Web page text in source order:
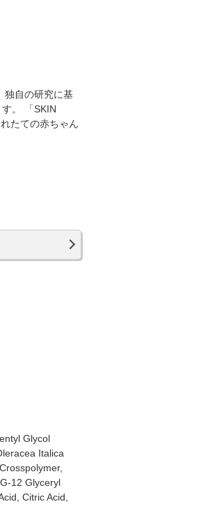
独自の研究に基
。 「SKIN
たての赤ちゃん
Glycol
Italica
12 Glyceryl
Citric Acid,